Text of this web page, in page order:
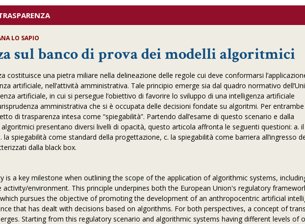
LO SAPIO
sul banco di prova dei modelli algoritmici
costituisce una pietra miliare nella delineazione delle regole cui deve conformarsi
artificiale, nell’attività amministrativa. Tale principio emerge sia dal quadro normativo
artificiale, in cui si persegue l’obiettivo di favorire lo sviluppo di una intelligenza artificiale
amministrativa che si è occupata delle decisioni fondate su algoritmi. Per entrambe
di trasparenza intesa come “spiegabilità”. Partendo dall’esame di questo scenario e dalla
presentano diversi livelli di opacità, questo articola affronta le seguenti questioni: a.
spiegabilità come standard della progettazione, c. la spiegabilità come barriera all’ingresso
dalla black box.
is a key milestone when outlining the scope of the application of algorithmic systems,
activity/environment. This principle underpines both the European Union's regulatory
pursues the objective of promoting the development of an anthropocentric artificial
that has dealt with decisions based on algorithms. For both perspectives, a concept of
Starting from this regulatory scenario and algorithmic systems having different levels of